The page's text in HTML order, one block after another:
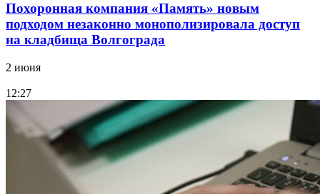
Похоронная компания «Память» новым
подходом незаконно монополизировала доступ
на кладбища Волгограда
2 июня
12:27